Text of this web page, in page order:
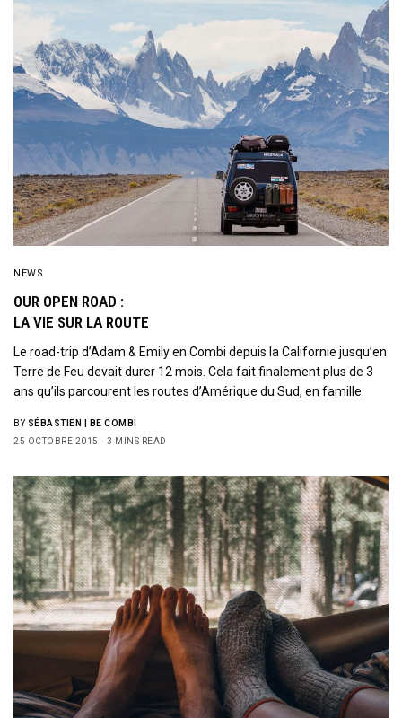
NEWS
OUR OPEN ROAD :
LA VIE SUR LA ROUTE
Le road-trip d’Adam & Emily en Combi depuis la Californie jusqu’en
Terre de Feu devait durer 12 mois. Cela fait finalement plus de 3
ans qu’ils parcourent les routes d’Amérique du Sud, en famille.
BY SÉBASTIEN | BE COMBI
25 OCTOBRE 2015
3 MINS READ